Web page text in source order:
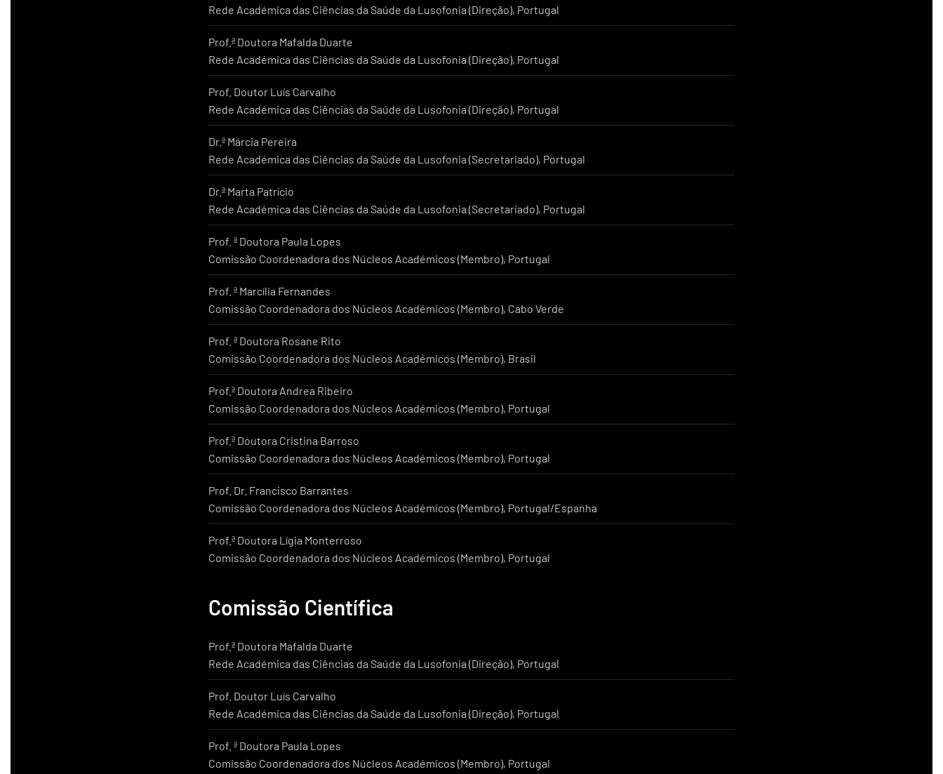
Rede Académica das Ciências da Saúde da Lusofonia (Direção), Portugal
Prof.ª Doutora Mafalda Duarte
Rede Académica das Ciências da Saúde da Lusofonia (Direção), Portugal
Prof. Doutor Luís Carvalho
Rede Académica das Ciências da Saúde da Lusofonia (Direção), Portugal
Dr.ª Márcia Pereira
Rede Académica das Ciências da Saúde da Lusofonia (Secretariado), Portugal
Dr.ª Marta Patrício
Rede Académica das Ciências da Saúde da Lusofonia (Secretariado), Portugal
Prof. ª Doutora Paula Lopes
Comissão Coordenadora dos Núcleos Académicos (Membro), Portugal
Prof. ª Marcília Fernandes
Comissão Coordenadora dos Núcleos Académicos (Membro), Cabo Verde
Prof. ª Doutora Rosane Rito
Comissão Coordenadora dos Núcleos Académicos (Membro), Brasil
Prof.ª Doutora Andrea Ribeiro
Comissão Coordenadora dos Núcleos Académicos (Membro), Portugal
Prof.ª Doutora Cristina Barroso
Comissão Coordenadora dos Núcleos Académicos (Membro), Portugal
Prof. Dr. Francisco Barrantes
Comissão Coordenadora dos Núcleos Académicos (Membro), Portugal/Espanha
Prof.ª Doutora Lígia Monterroso
Comissão Coordenadora dos Núcleos Académicos (Membro), Portugal
Comissão Científica
Prof.ª Doutora Mafalda Duarte
Rede Académica das Ciências da Saúde da Lusofonia (Direção), Portugal
Prof. Doutor Luís Carvalho
Rede Académica das Ciências da Saúde da Lusofonia (Direção), Portugal
Prof. ª Doutora Paula Lopes
Comissão Coordenadora dos Núcleos Académicos (Membro), Portugal